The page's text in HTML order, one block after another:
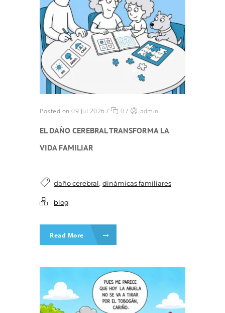
Posted on 09 Jul 2026 / 0 / admin
EL DAÑO CEREBRAL TRANSFORMA LA
VIDA FAMILIAR
daño cerebral, dinámicas familiares
blog
Read More